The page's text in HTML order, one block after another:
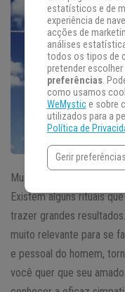
Muitos elementos
Existem alguns rituais
trazer grandes
muito relevante para se
e pessoal do homem,
você quer que seu
estatísticos e de
experiência de
acções de
análises
todos os tipos de
pretender escolher
preferências.
como usamos
WeMystice sobre
utilizados para a
Política de
Gerir preferências